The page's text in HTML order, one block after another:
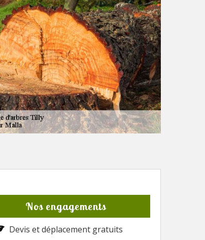
Nos engagements
Devis et déplacement gratuits